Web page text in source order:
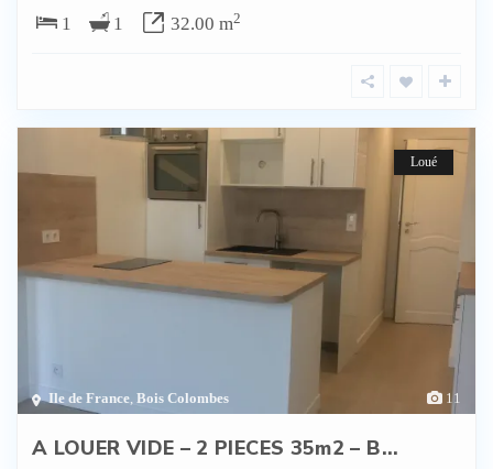
1 1 32.00 m2
11
Ile de France Bois Colombes
Loué
A LOUER VIDE – 2 PIECES 35m2 – B...